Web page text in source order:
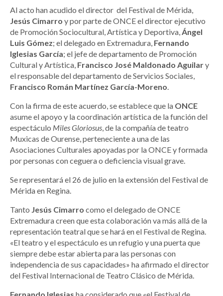
Al acto han acudido el director del Festival de Mérida,
Jesús Cimarro y por parte de ONCE el director ejecutivo
de Promoción Sociocultural, Artística y Deportiva,Ángel
Luis Gómez; el delegado en Extremadura, Fernando
Iglesias García; el jefe de departamento de Promoción
Cultural y Artística, Francisco José Maldonado Aguilary
el responsable del departamento de Servicios Sociales,
Francisco Román Martínez García-Moreno.
Con la firma de este acuerdo, se establece que la ONCE
asume el apoyo y la coordinación artística de la función del
espectáculo Miles Gloriosus, de la compañía de teatro
Muxicas de Ourense, perteneciente a una de las
Asociaciones Culturales apoyadas por la ONCE y formada
por personas con ceguera o deficiencia visual grave.
Se representará el 26 de julio en la extensión del Festival de
Mérida en Regina.
Tanto Jesús Cimarro como el delegado de ONCE
Extremadura creen que esta colaboración va más allá de la
representación teatral que se hará en el Festival de Regina.
«El teatro y el espectáculo es un refugio y una puerta que
siempre debe estar abierta para las personas con
independencia de sus capacidades» ha afirmado el director
del Festival Internacional de Teatro Clásico de Mérida.